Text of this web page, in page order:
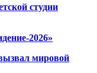
студии
2026»
мировой